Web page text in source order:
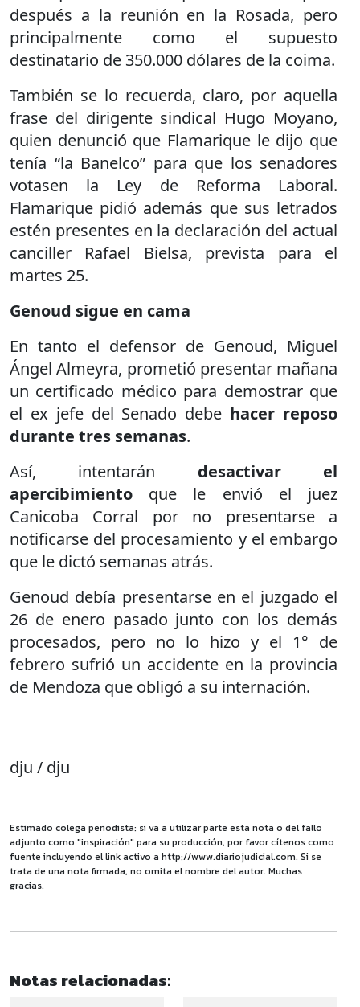
después a la reunión en la Rosada, pero
principalmente como el supuesto
destinatario de 350.000 dólares de la coima.
También se lo recuerda, claro, por aquella
frase del dirigente sindical Hugo Moyano,
quien denunció que Flamarique le dijo que
tenía “la Banelco” para que los senadores
votasen la Ley de Reforma Laboral.
Flamarique pidió además que sus letrados
estén presentes en la declaración del actual
canciller Rafael Bielsa, prevista para el
martes 25.
Genoud sigue en cama
En tanto el defensor de Genoud, Miguel
Ángel Almeyra, prometió presentar mañana
un certificado médico para demostrar que
el ex jefe del Senado debe hacer reposo
durante tres semanas.
Así, intentarán desactivar el
apercibimiento que le envió el juez
Canicoba Corral por no presentarse a
notificarse del procesamiento y el embargo
que le dictó semanas atrás.
Genoud debía presentarse en el juzgado el
26 de enero pasado junto con los demás
procesados, pero no lo hizo y el 1° de
febrero sufrió un accidente en la provincia
de Mendoza que obligó a su internación.
dju / dju
Estimado colega periodista: si va a utilizar parte esta nota o del fallo
adjunto como "inspiración" para su producción, por favor cítenos como
fuente incluyendo el link activo a http://www.diariojudicial.com. Si se
trata de una nota firmada, no omita el nombre del autor. Muchas
gracias.
Notas relacionadas: